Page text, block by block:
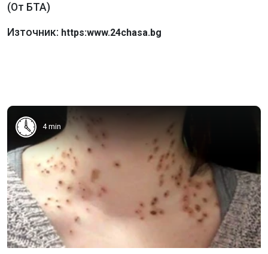
(От БТА)
Източник: https:www.24chasa.bg
4 min